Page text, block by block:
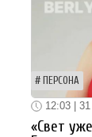
ПЕРСОНА
12:03 |
«Свет